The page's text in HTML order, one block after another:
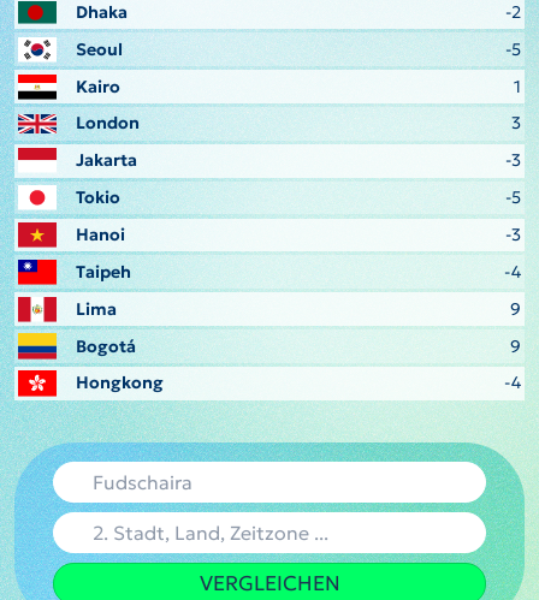
Dhaka
-2
Seoul
-5
Kairo
1
London
3
Jakarta
-3
Tokio
-5
Hanoi
-3
Taipeh
-4
Lima
9
Bogotá
9
Hongkong
-4
VERGLEICHEN